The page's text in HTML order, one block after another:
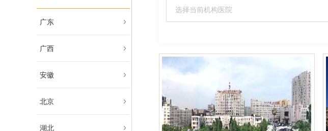
广东
广西
安徽
北京
湖北
选择当前机构医院